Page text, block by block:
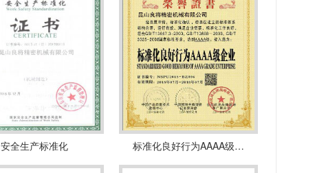
安全生产标准化 标准化良好行为AAAA级…